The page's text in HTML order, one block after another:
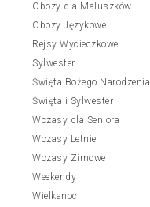
Obozy dla Maluszków
Obozy Językowe
Rejsy Wycieczkowe
Sylwester
Święta Bożego Narodzenia
Święta i Sylwester
Wczasy dla Seniora
Wczasy Letnie
Wczasy Zimowe
Weekendy
Wielkanoc